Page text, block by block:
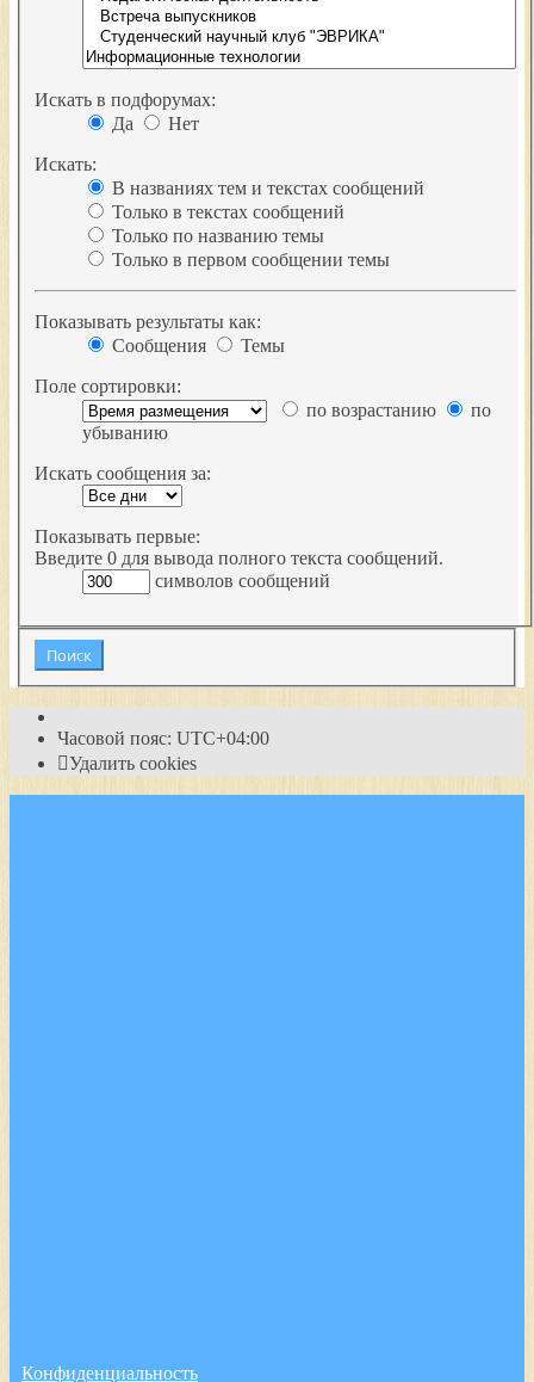
Искать в подфорумах:
Да
Нет
Искать:
В названиях тем и текстах сообщений
Только в текстах сообщений
Только по названию темы
Только в первом сообщении темы
Показывать результаты как:
Сообщения
Темы
Поле сортировки:
по возрастанию
по
убыванию
Искать сообщения за:
Показывать первые:
Введите 0 для вывода полного текста сообщений.
символов сообщений
Часовой пояс: UTC+04:00
Удалить cookies
Конфиденциальность